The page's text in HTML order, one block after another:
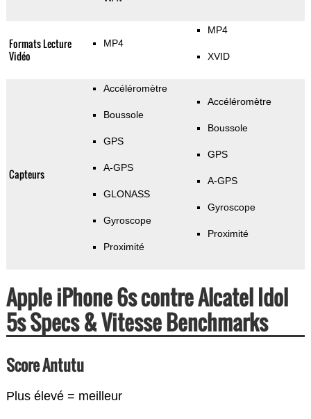
Formats Lecture
Vidéo
MP4
MP4
XVID
Capteurs
Accéléromètre
Boussole
GPS
A-GPS
GLONASS
Gyroscope
Proximité
Accéléromètre
Boussole
GPS
A-GPS
Gyroscope
Proximité
Apple iPhone 6s contre Alcatel Idol
5s Specs & Vitesse Benchmarks
Score Antutu
Plus élevé = meilleur